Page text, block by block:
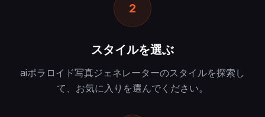
2
スタイルを選ぶ
aiポラロイド写真ジェネレーターのスタイルを探索し
て、お気に入りを選んでください。